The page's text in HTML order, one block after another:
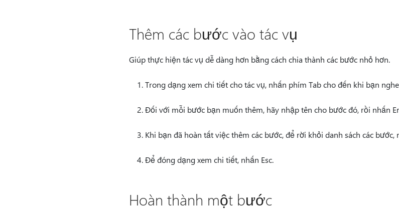
Thêm các bước vào tác vụ
Giúp thực hiện tác vụ dễ dàng hơn bằng cách chia thành các bước nhỏ hơn.
Trong dạng xem chi tiết cho tác vụ, nhấn phím Tab cho đến khi bạn
Đối với mỗi bước bạn muốn thêm, hãy nhập tên cho bước đó, rồi nhấn
Khi bạn đã hoàn tất việc thêm các bước, để rời khỏi danh sách các bước,
Để đóng dạng xem chi tiết, nhấn Esc.
Hoàn thành một bước